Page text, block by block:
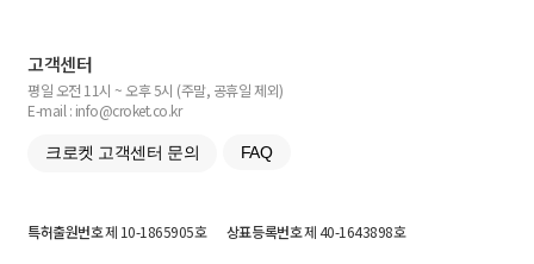
고객센터
평일 오전 11시 ~ 오후 5시 (주말, 공휴일 제외)
E-mail : info@croket.co.kr
크로켓 고객센터 문의 FAQ
특허출원번호제 10-1865905호 상표등록번호제 40-1643898호